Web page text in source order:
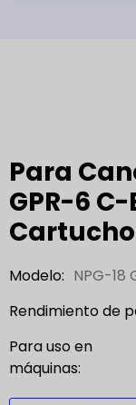
Para
GPR-6
Cartucho
Modelo: NPG-18
Rendimiento de
Para uso en
máquinas: